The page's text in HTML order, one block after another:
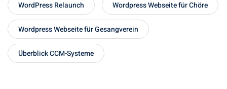
WordPress Relaunch Wordpress Webseite für Chöre
Wordpress Webseite für Gesangverein
Überblick CCM-Systeme